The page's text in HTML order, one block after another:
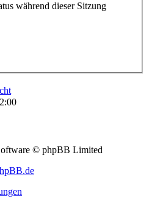
während dieser Sitzung
© phpBB Limited